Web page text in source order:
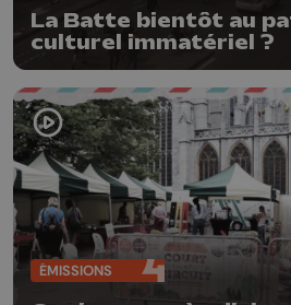
La Batte bientôt au
culturel immatériel ?
ÉMISSIONS